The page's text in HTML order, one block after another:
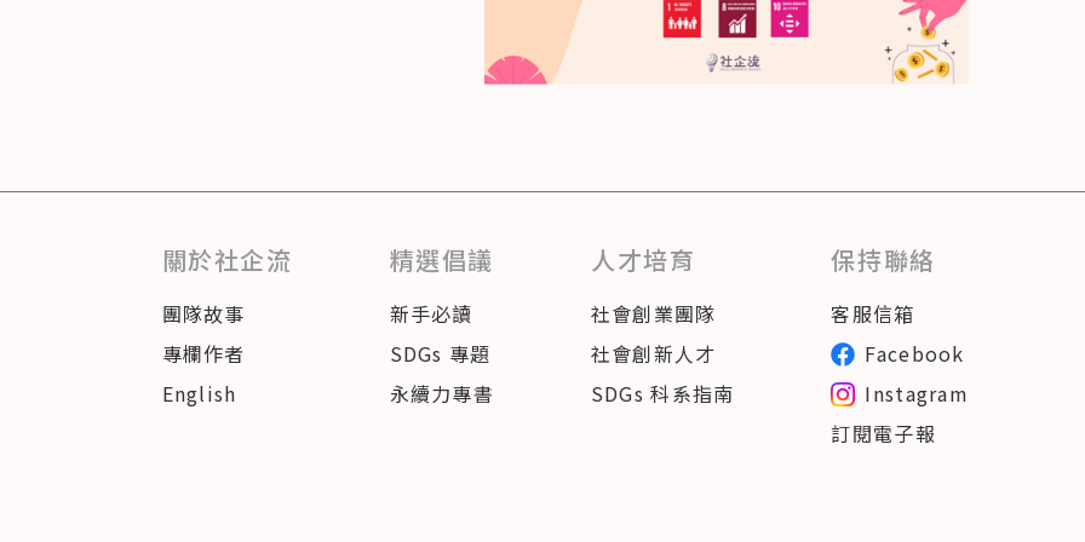
關於社企流
團隊故事
專欄作者
English
精選倡議
新手必讀
SDGs 專題
永續力專書
人才培育
社會創業團隊
社會創新人才
SDGs 科系指南
保持聯絡
客服信箱
Facebook
Instagram
訂閱電子報